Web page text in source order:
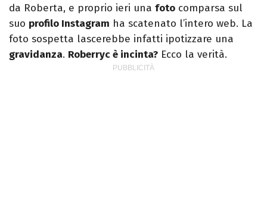
da Roberta, e proprio ieri una foto comparsa sul
suo profilo Instagram ha scatenato l’intero web. La
foto sospetta lascerebbe infatti ipotizzare una
gravidanza. Roberryc è incinta? Ecco la verità.